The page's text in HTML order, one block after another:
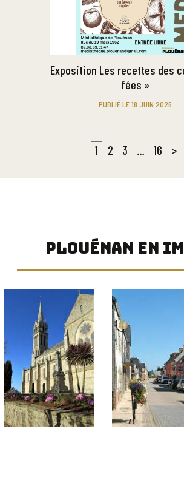
Exposition Les recettes des
fées »
PUBLIÉ LE 18 JUIN 2026
1 2 3 … 16 >
PLOUÉNAN EN